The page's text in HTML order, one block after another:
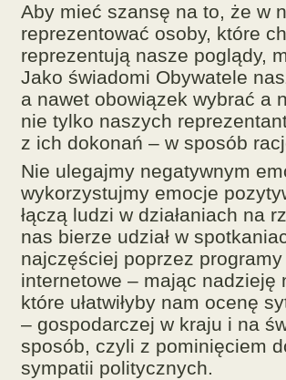
Aby mieć szansę na to, że w
reprezentować osoby, które
reprezentują nasze poglądy,
Jako świadomi Obywatele
a nawet obowiązek wybrać a
nie tylko naszych
z ich dokonań – w sposób
Nie ulegajmy negatywnym
wykorzystujmy emocje
łączą ludzi w działaniach na
nas bierze udział w
najczęściej poprzez
internetowe – mając nadzieję
które ułatwiłyby nam ocenę
– gospodarczej w kraju i na
sposób, czyli z pominięciem
sympatii politycznych.